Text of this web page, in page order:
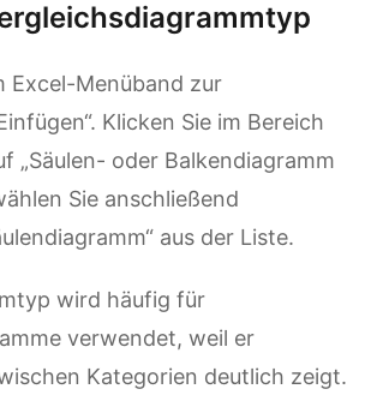
Excel-Menüband zur
Klicken Sie im Bereich
„Säulen- oder Balkendiagramm
Sie anschließend
aus der Liste.
wird häufig für
verwendet, weil er
Kategorien deutlich zeigt.